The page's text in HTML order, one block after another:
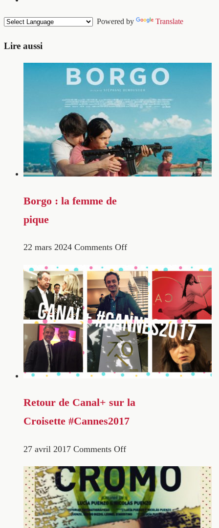
Powered by Translate
Lire aussi
Borgo : la femme de
pique
22 mars 2024 Comments Off
Retour de Canal+ sur la
Croisette #Cannes2017
27 avril 2017 Comments Off